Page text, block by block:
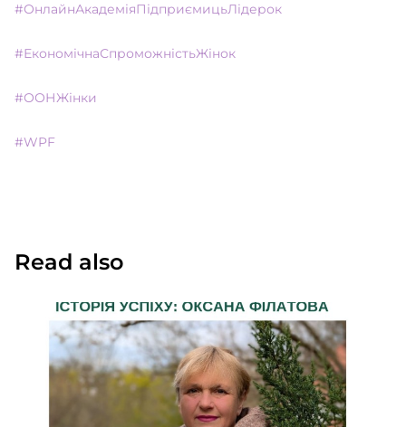
#ОнлайнАкадеміяПідприємицьЛідерок
#ЕкономічнаСпроможністьЖінок
#ООНЖінки
#WPF
Read also